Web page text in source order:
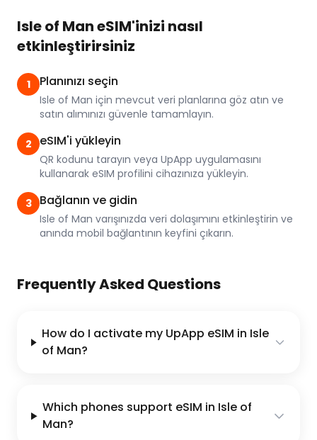
Isle of Man eSIM'inizi nasıl
etkinleştirirsiniz
1 Planınızı seçin
Isle of Man için mevcut veri planlarına göz atın ve
satın alımınızı güvenle tamamlayın.
2 eSIM'i yükleyin
QR kodunu tarayın veya UpApp uygulamasını
kullanarak eSIM profilini cihazınıza yükleyin.
3 Bağlanın ve gidin
Isle of Man varışınızda veri dolaşımını etkinleştirin ve
anında mobil bağlantının keyfini çıkarın.
Frequently Asked Questions
How do I activate my UpApp eSIM in Isle
of Man?
Which phones support eSIM in Isle of
Man?